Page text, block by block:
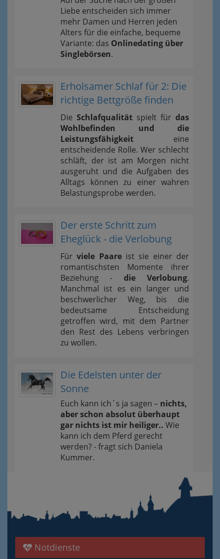
Liebe entscheiden sich immer
mehr Damen und Herren jeden
Alters für die einfache, bequeme
Variante: das Onlinedating über
Singlebörsen.
Erholsamer Schlaf für 2: Die
richtige Bettgröße finden
Die Schlafqualität spielt für das
Wohlbefinden und die
Leistungsfähigkeit eine
entscheidende Rolle. Wer schlecht
schläft, der ist am Morgen nicht
ausgeruht und die Aufgaben des
Alltags können zu einer wahren
Belastungsprobe werden.
Der erste Schritt zum
Eheglück - die Verlobung
Fürviele Paareist sie einer der
romantischsten Momente ihrer
Beziehung - die Verlobung.
Manchmal ist es ein langer und
beschwerlicher Weg, bis die
bedeutsame Entscheidung
getroffen wird, mit dem Partner
den Rest des Lebens verbringen
zu wollen.
Die Edelsten unter der
Sonne
Euch kann ich´s ja sagen – nichts,
aber schon absolut überhaupt
gar nichts ist mir heiliger.. Wie
kann ich dem Pferd gerecht
werden? - fragt sich Daniela
Kummer.
Notdienste